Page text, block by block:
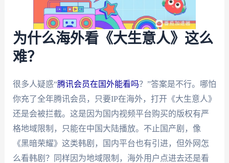
为什么海外看《大生意人》这么
难？
很多人疑惑“腾讯会员在国外能看吗？”答案是不行。哪怕
你充了全年腾讯会员，只要IP在海外，打开《大生意人》
还是会被拦截。这是因为国内视频平台购买的版权有严
格地域限制，只能在中国大陆播放。不止国产剧，像
《黑暗荣耀》这类韩剧，国内平台也有引进，但外网怎
么看韩剧？同样因为地域限制，海外用户点进去还是看